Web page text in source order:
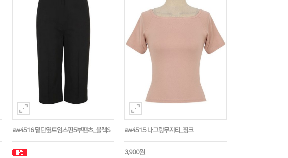
aw4516 밑단옆트임스판5부팬츠_블랙S aw4515 나그랑무지티_핑크
3,900원